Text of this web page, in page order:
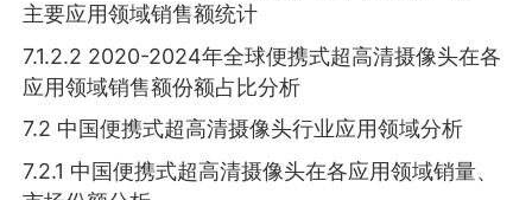
主要应用领域销售额统计
7.1.2.2 2020-2024年全球便携式超高清摄像头在各
应用领域销售额份额占比分析
7.2 中国便携式超高清摄像头行业应用领域分析
7.2.1 中国便携式超高清摄像头在各应用领域销量、